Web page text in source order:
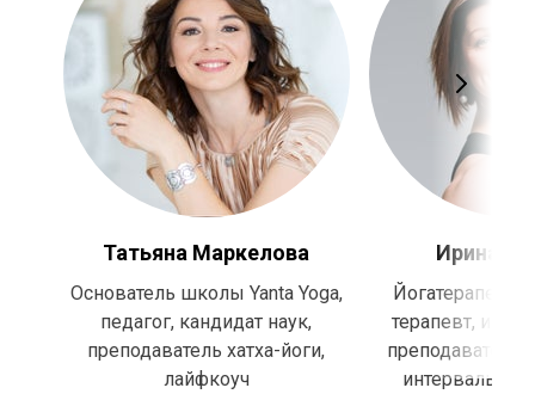
Татьяна Маркелова
Основатель школы Yanta Yoga,
педагог, кандидат наук,
преподаватель хатха-йоги,
лайфкоуч
Ирина
Йогатерапевт,
терапевт,
преподаватель